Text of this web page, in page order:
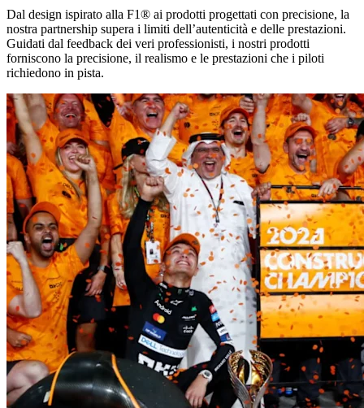
Dal design ispirato alla F1® ai prodotti progettati con precisione, la
nostra partnership supera i limiti dell’autenticità e delle prestazioni.
Guidati dal feedback dei veri professionisti, i nostri prodotti
forniscono la precisione, il realismo e le prestazioni che i piloti
richiedono in pista.